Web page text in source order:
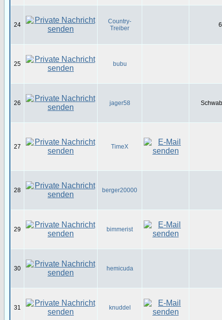
24
Country-
Treiber
25 bubu
26 jager58
27 TimeX
28 berger20000
29 bimmerist
30 hemicuda
31 knuddel